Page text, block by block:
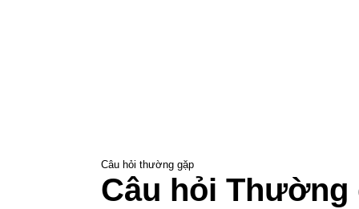
Câu hỏi thường gặp
Câu hỏi Thường